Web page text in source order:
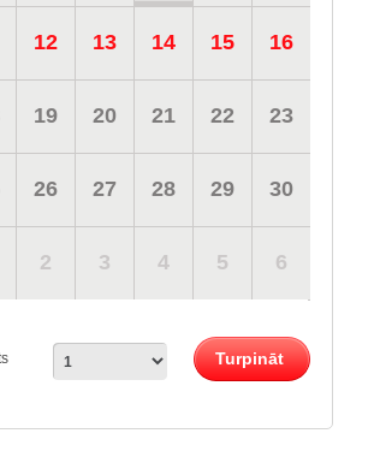
12 13 14 15 16
19 20 21 22 23
26 27 28 29 30
2 3 4 5 6
Turpināt